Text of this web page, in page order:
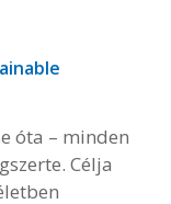
óta – minden
Célja